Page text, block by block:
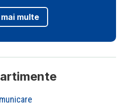
multe